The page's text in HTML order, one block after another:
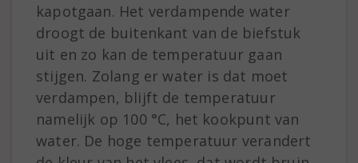
kapotgaan. Het verdampende water
droogt de buitenkant van de biefstuk
uit en zo kan de temperatuur gaan
stijgen. Zolang er water is dat moet
verdampen, blijft de temperatuur
namelijk op 100 °C, het kookpunt van
water. De hoge temperatuur verandert